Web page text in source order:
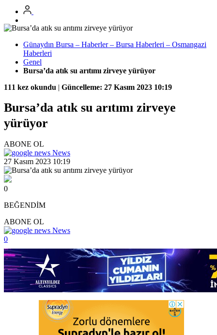
Günaydın Bursa – Haberler – Bursa Haberleri – Osmangazi
Haberleri
Genel
Bursa’da atık su arıtımı zirveye yürüyor
111 kez okundu | Güncelleme: 27 Kasım 2023 10:19
Bursa’da atık su arıtımı zirveye
yürüyor
ABONE OL
News
27 Kasım 2023 10:19
0
BEĞENDİM
ABONE OL
News
0